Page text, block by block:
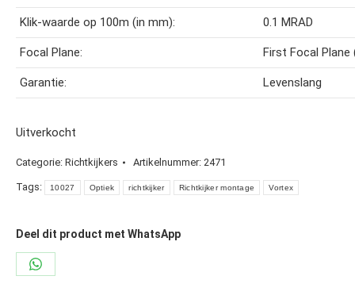
Klik-waarde op 100m (in mm): 0.1 MRAD
Focal Plane: First Focal Plane
Garantie: Levenslang
Uitverkocht
Categorie: Richtkijkers Artikelnummer: 2471
Tags: 10027 Optiek richtkijker Richtkijker montage Vortex
Deel dit product met WhatsApp
Share